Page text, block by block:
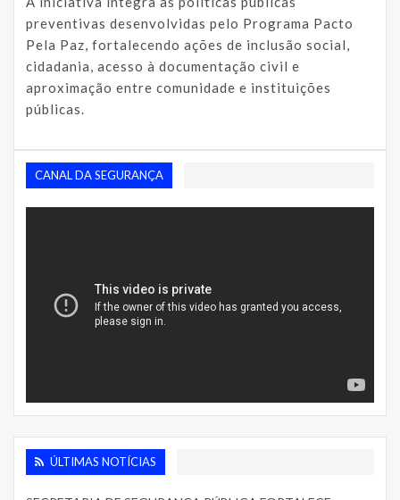
preventivas desenvolvidas pelo Programa Pacto
Pela Paz, fortalecendo ações de inclusão social,
cidadania, acesso à documentação civil e
aproximação entre comunidade e instituições
públicas.
CANAL DA SEGURANÇA
ÚLTIMAS NOTÍCIAS